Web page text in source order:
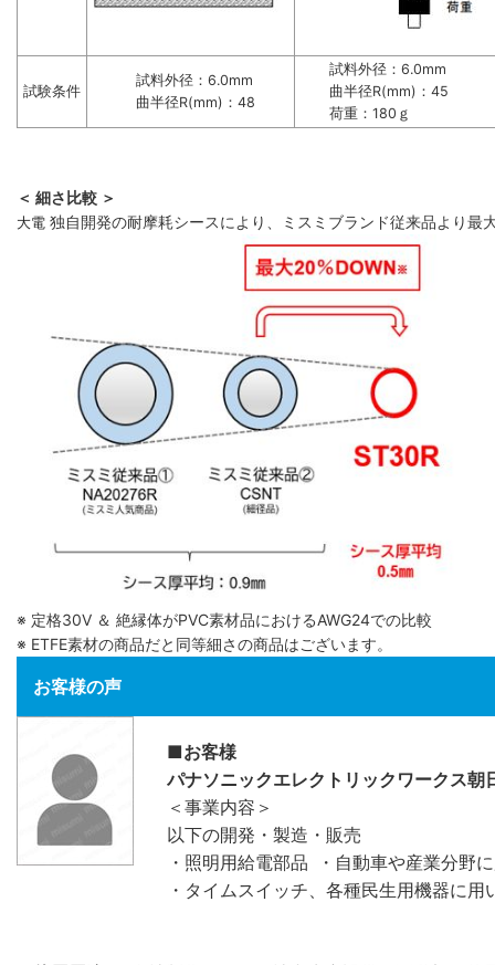
試験条件
試料外径：6.0mm
曲半径R(mm)：48
試料外径：6.0mm
曲半径R(mm)：45
荷重：180ｇ
＜ 細さ比較 ＞
大電 独自開発の耐摩耗シースにより、ミスミブランド従来品より最
※ 定格30V ＆ 絶縁体がPVC素材品におけるAWG24での比較
※ ETFE素材の商品だと同等細さの商品はございます。
お客様の声
■お客様
パナソニックエレクトリックワークス朝
＜事業内容＞
以下の開発・製造・販売
・照明用給電部品 ・自動車や産業分野
・タイムスイッチ、各種民生用機器に用